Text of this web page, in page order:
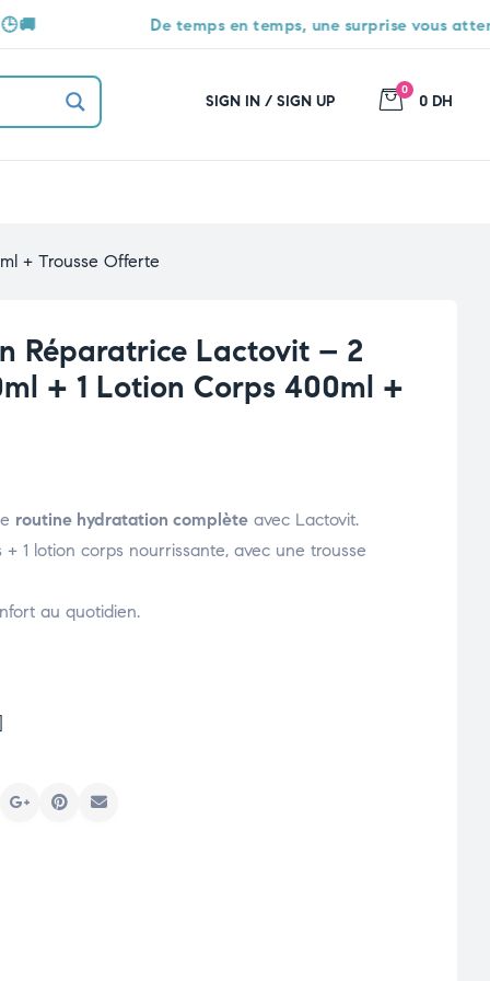
temps en temps, une surprise vous attend 🎁
SIGN IN / SIGN UP
0
0 DH
+ Trousse Offerte
Réparatrice Lactovit – 2
+ 1 Lotion Corps 400ml +
routine hydratation complète avec Lactovit.
1 lotion corps nourrissante, avec une trousse
au quotidien.